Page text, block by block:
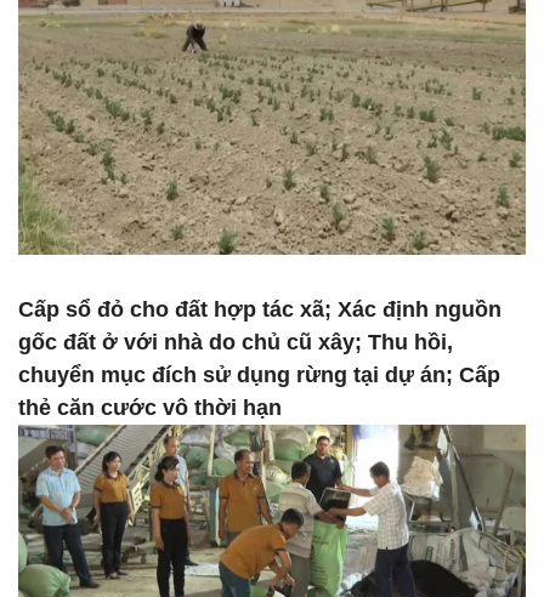
Cấp sổ đỏ cho đất hợp tác xã; Xác định nguồn
gốc đất ở với nhà do chủ cũ xây; Thu hồi,
chuyển mục đích sử dụng rừng tại dự án; Cấp
thẻ căn cước vô thời hạn